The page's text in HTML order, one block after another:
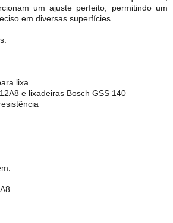
um ajuste perfeito, permitindo um
em diversas superfícies.
lixa
e lixadeiras Bosch GSS 140